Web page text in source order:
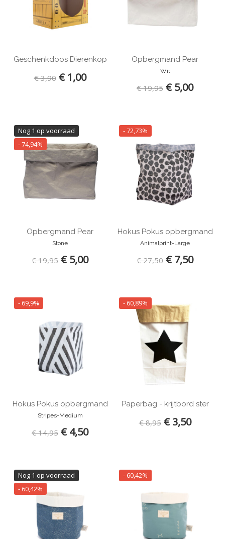
- 60,42%
Nog 1 op voorraad
- 60,42%
- 72,73%
Hokus Pokus opbergmand
Animalprint-Large
€ 27,50 € 7,50
- 69,9%
Hokus Pokus opbergmand
Stripes-Medium
€ 14,95 € 4,50
Nog 1 op voorraad
- 74,94%
Opbergmand Pear
Stone
€ 19,95 € 5,00
Opbergmand Pear
Wit
€ 19,95 € 5,00
- 60,89%
Paperbag - krijtbord ster
€ 8,95€ 3,50
Geschenkdoos Dierenkop
€ 3,90€ 1,00